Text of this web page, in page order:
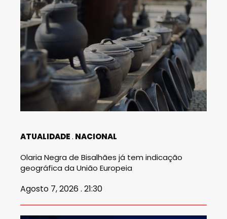
ATUALIDADE NACIONAL
Olaria Negra de Bisalhães já tem indicação
geográfica da União Europeia
Agosto 7, 2026 . 21:30